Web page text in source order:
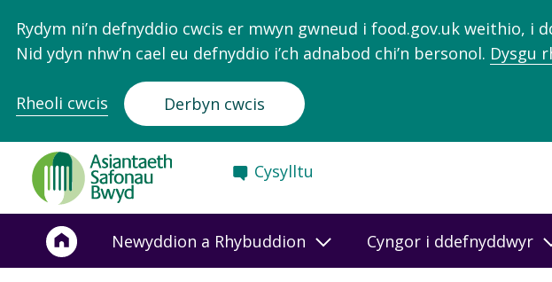
Rydym ni’n defnyddio cwcis er mwyn gwneud i food.gov.uk weithio, i
Nid ydyn nhw’n cael eu defnyddio i’ch adnabod chi’n bersonol. Dysgu
Rheoli cwcis Derbyn cwcis
Food
Standards
Agency
Frontpage
Cysylltu
Newyddion a Rhybuddion Cyngor i ddefnyddwyr